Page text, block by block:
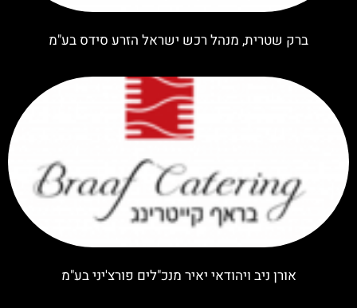
ברק שטרית, מנהל רכש ישראל הזרע סידס בע"מ
אורן ניב ויהודאי יאיר מנכ"לים פורצ'יני בע"מ